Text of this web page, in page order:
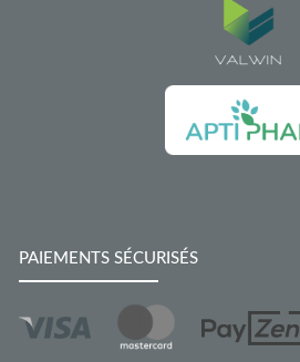
PAIEMENTS SÉCURISÉS